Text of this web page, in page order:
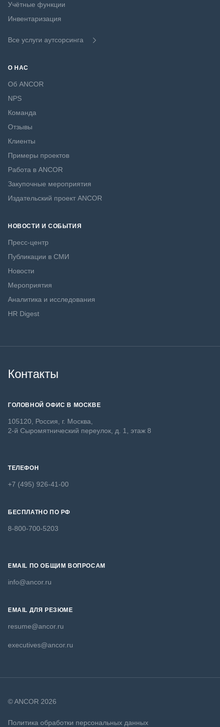
Учётные функции
Инвентаризация
Все услуги аутсорсинга
О НАС
Об ANCOR
NPS
Команда
Отзывы
Клиенты
Примеры проектов
Работа в ANCOR
Закупочные мероприятия
Издательский проект ANCOR
НОВОСТИ И СОБЫТИЯ
Пресс-центр
Публикации в СМИ
Новости
Мероприятия
Аналитика и исследования
HR Digest
Контакты
ГОЛОВНОЙ ОФИС В МОСКВЕ
105120, Россия, г. Москва,
2-й Сыромятнический переулок, д. 1, этаж 8
ТЕЛЕФОН
+7 (495) 926-41-00
БЕСПЛАТНО ПО РФ
8-800-700-5203
EMAIL ПО ОБЩИМ ВОПРОСАМ
info@ancor.ru
EMAIL ДЛЯ РЕЗЮМЕ
resume@ancor.ru
executives@ancor.ru
© ANCOR 2026
Политика обработки персональных данных